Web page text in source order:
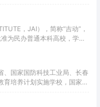
训练计划、国家级人才培养
学科专业建设项目。
，JAI），简称“吉动”，
为民办普通本科高校，学校
家级动漫教学研究机构，规
、国家国防科技工业局、长春
培养计划实施学校，国家级
大学院校，中俄综合性大学